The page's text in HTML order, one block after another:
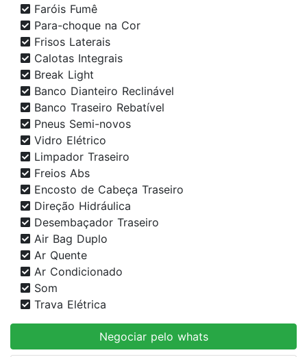
Faróis Fumê
Para-choque na Cor
Frisos Laterais
Calotas Integrais
Break Light
Banco Dianteiro Reclinável
Banco Traseiro Rebatível
Pneus Semi-novos
Vidro Elétrico
Limpador Traseiro
Freios Abs
Encosto de Cabeça Traseiro
Direção Hidráulica
Desembaçador Traseiro
Air Bag Duplo
Ar Quente
Ar Condicionado
Som
Trava Elétrica
Negociar pelo whats